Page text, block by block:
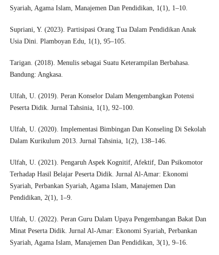
Syariah, Agama Islam, Manajemen Dan Pendidikan, 1(1), 1–10.
Supriani, Y. (2023). Partisipasi Orang Tua Dalam Pendidikan Anak
Usia Dini. Plamboyan Edu, 1(1), 95–105.
Tarigan. (2018). Menulis sebagai Suatu Keterampilan Berbahasa.
Bandung: Angkasa.
Ulfah, U. (2019). Peran Konselor Dalam Mengembangkan Potensi
Peserta Didik. Jurnal Tahsinia, 1(1), 92–100.
Ulfah, U. (2020). Implementasi Bimbingan Dan Konseling Di Sekolah
Dalam Kurikulum 2013. Jurnal Tahsinia, 1(2), 138–146.
Ulfah, U. (2021). Pengaruh Aspek Kognitif, Afektif, Dan Psikomotor
Terhadap Hasil Belajar Peserta Didik. Jurnal Al-Amar: Ekonomi
Syariah, Perbankan Syariah, Agama Islam, Manajemen Dan
Pendidikan, 2(1), 1–9.
Ulfah, U. (2022). Peran Guru Dalam Upaya Pengembangan Bakat Dan
Minat Peserta Didik. Jurnal Al-Amar: Ekonomi Syariah, Perbankan
Syariah, Agama Islam, Manajemen Dan Pendidikan, 3(1), 9–16.